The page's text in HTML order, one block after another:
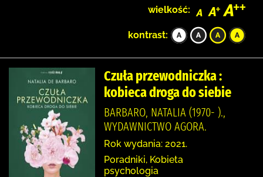
wielkość:
kontrast:
Czuła przewodniczka :
kobieca droga do siebie
BARBARO, NATALIA (1970- ).,
WYDAWNICTWO AGORA.
Rok wydania: 2021.
Poradniki, Kobieta
psychologia